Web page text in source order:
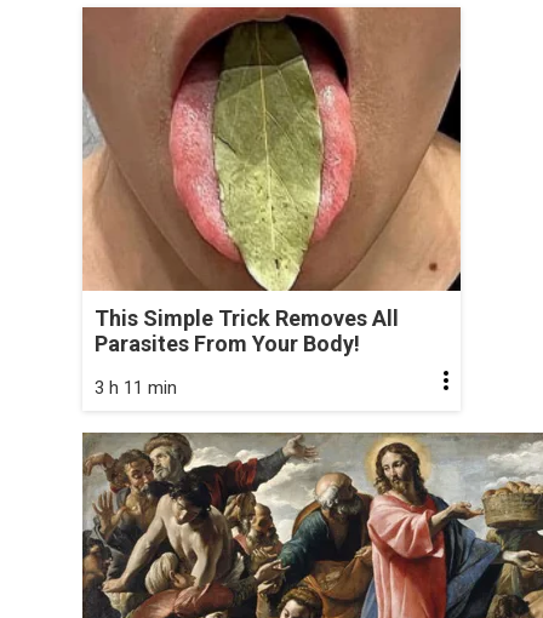
This Simple Trick Removes All
Parasites From Your Body!
3 h 11 min